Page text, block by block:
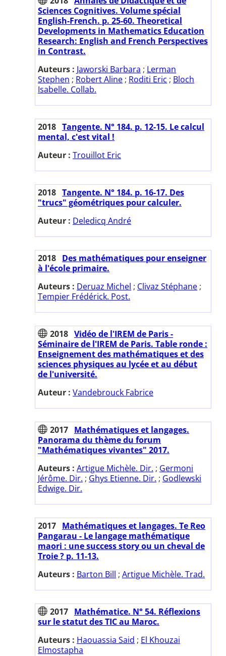
Sciences Cognitives. Volume spécial
English-French. p. 25-60. Theoretical
Developments in Mathematics Education
Research: English and French Perspectives
in Contrast.
Auteurs : Jaworski Barbara ; Lerman
Stephen ; Robert Aline ; Roditi Eric ; Bloch
Isabelle. Collab.
2018 Tangente. N° 184. p. 12-15. Le calcul
mental, c'est vital !
Auteur : Trouillot Eric
2018 Tangente. N° 184. p. 16-17. Des
"trucs" géométriques pour calculer.
Auteur : Deledicq André
2018 Des mathématiques pour enseigner
à l'école primaire.
Auteurs : Deruaz Michel ; Clivaz Stéphane ;
Tempier Frédérick. Post.
2018 Vidéo de l'IREM de Paris -
Séminaire de l'IREM de Paris. Table ronde :
Enseignement des mathématiques et des
sciences physiques au lycée et au début
de l'université.
Auteur : Vandebrouck Fabrice
2017 Mathématiques et langages.
Panorama du thème du forum
"Mathématiques vivantes" 2017.
Auteurs : Artigue Michèle. Dir. ; Germoni
Jérôme. Dir. ; Ghys Etienne. Dir. ; Godlewski
Edwige. Dir.
2017 Mathématiques et langages. Te Reo
Pangarau - Le langage mathématique
maori : une success story ou un cheval de
Troie ? p. 11-13.
Auteurs : Barton Bill ; Artigue Michèle. Trad.
2017 Mathématice. N° 54. Réflexions
sur le statut des TIC au Maroc.
Auteurs : Haouassia Said ; El Khouzai
Elmostapha